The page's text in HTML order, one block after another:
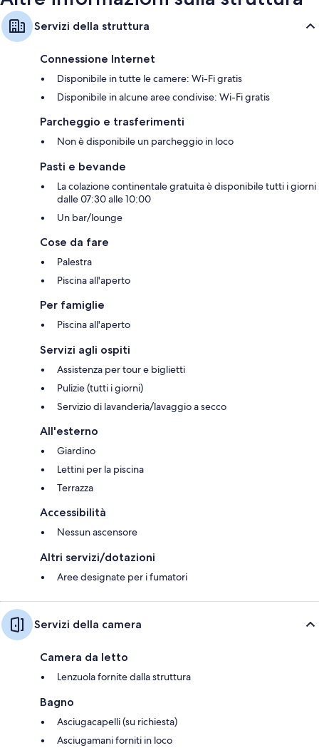
Servizi della struttura
Connessione Internet
Disponibile in tutte le camere: Wi-Fi gratis
Disponibile in alcune aree condivise: Wi-Fi gratis
Parcheggio e trasferimenti
Non è disponibile un parcheggio in loco
Pasti e bevande
La colazione continentale gratuita è disponibile tutti i giorni
dalle 07:30 alle 10:00
Un bar/lounge
Cose da fare
Palestra
Piscina all'aperto
Per famiglie
Piscina all'aperto
Servizi agli ospiti
Assistenza per tour e biglietti
Pulizie (tutti i giorni)
Servizio di lavanderia/lavaggio a secco
All'esterno
Giardino
Lettini per la piscina
Terrazza
Accessibilità
Nessun ascensore
Altri servizi/dotazioni
Aree designate per i fumatori
Servizi della camera
Camera da letto
Lenzuola fornite dalla struttura
Bagno
Asciugacapelli (su richiesta)
Asciugamani forniti in loco